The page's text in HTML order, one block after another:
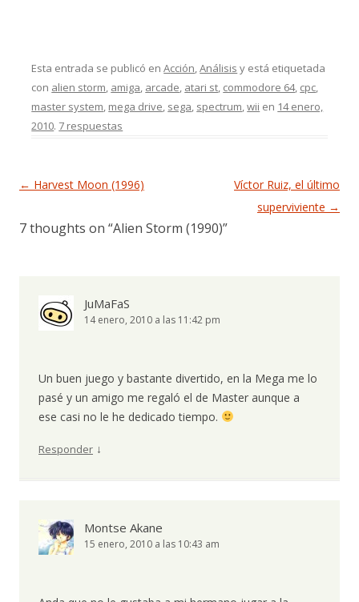
Esta entrada se publicó enAcción,Análisis y está etiquetada
con alien storm, amiga, arcade, atari st, commodore 64, cpc,
master system, mega drive, sega, spectrum,wii en 14 enero,
2010. 7 respuestas
Navegación de entradas
← Harvest Moon (1996)
Víctor Ruiz, el último
superviviente →
7 thoughts on “Alien Storm (1990)”
JuMaFaS
14 enero, 2010 a las 11:42 pm
Un buen juego y bastante divertido, en la Mega me lo
pasé y un amigo me regaló el de Master aunque a
ese casi no le he dedicado tiempo.
Responder ↓
Montse Akane
15 enero, 2010 a las 10:43 am